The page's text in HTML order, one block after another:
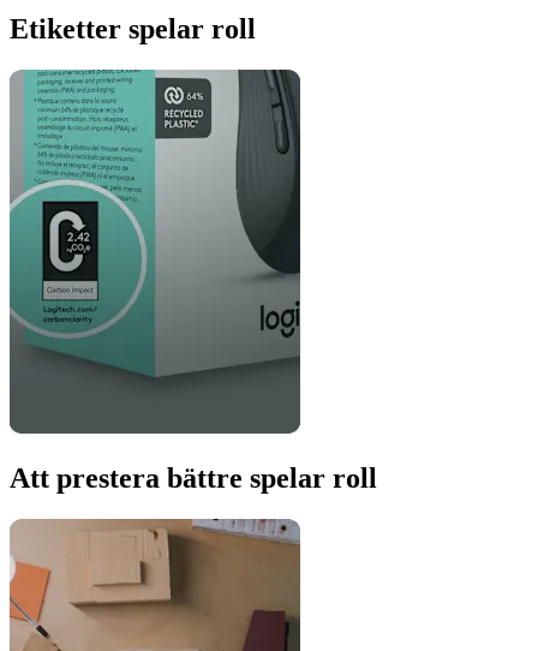
Etiketter spelar roll
Att prestera bättre spelar roll